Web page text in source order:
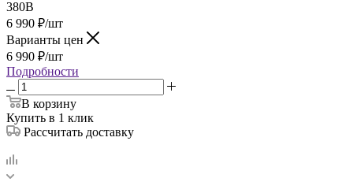
380В
6 990 ₽/шт
Варианты цен
6 990 ₽/шт
Подробности
В корзину
Купить в 1 клик
Рассчитать доставку